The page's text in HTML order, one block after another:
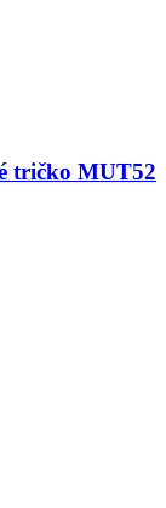
tričko MUT52